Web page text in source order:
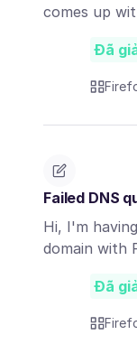
comes up
Đã
Failed DNS
Hi, I'm
domain with
Đã